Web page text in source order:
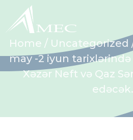
Home / Uncategorized
may -2 iyun
Xəzər Neft və Qaz
edəcək.